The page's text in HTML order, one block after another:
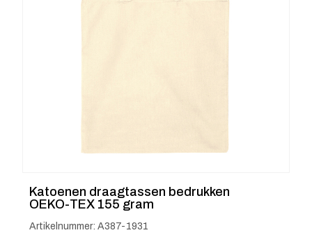
Katoenen draagtassen bedrukken
OEKO-TEX 155 gram
Artikelnummer: A387-1931